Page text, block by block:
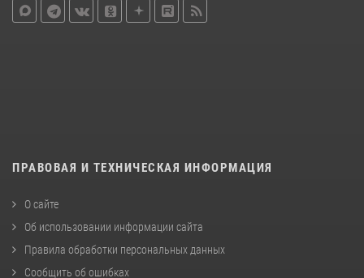
ПРАВОВАЯ И ТЕХНИЧЕСКАЯ ИНФОРМАЦИЯ
О сайте
Об использовании информации сайта
Правила обработки персональных данных
Сообщить об ошибках